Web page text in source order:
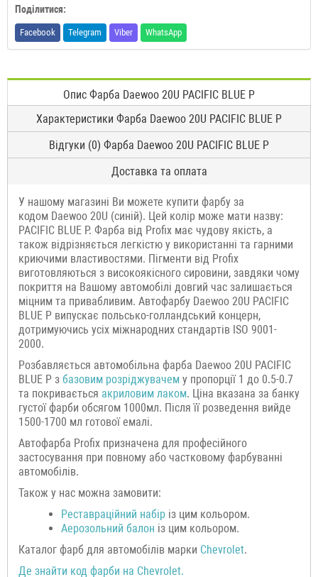
Поділитися:
Facebook Telegram Viber WhatsApp
Опис Фарба Daewoo 20U PACIFIC BLUE P
Характеристики Фарба Daewoo 20U PACIFIC BLUE P
Відгуки (0) Фарба Daewoo 20U PACIFIC BLUE P
Доставка та оплата
У нашому магазині Ви можете купити фарбу за
кодом Daewoo 20U (синій). Цей колір може мати назву:
PACIFIC BLUE P. Фарба від Profix має чудову якість, а
також відрізняється легкістю у використанні та гарними
криючими властивостями. Пігменти від Profix
виготовляються з високоякісного сировини, завдяки чому
покриття на Вашому автомобілі довгий час залишається
міцним та привабливим. Автофарбу Daewoo 20U PACIFIC
BLUE P випускає польсько-голландський концерн,
дотримуючись усіх міжнародних стандартів ISO 9001-
2000.
Розбавляється автомобільна фарба Daewoo 20U PACIFIC
BLUE P з базовим розріджувачем у пропорції 1 до 0.5-0.7
та покривається акриловим лаком. Ціна вказана за банку
густої фарби обсягом 1000мл. Після її розведення вийде
1500-1700 мл готової емалі.
Автофарба Profix призначена для професійного
застосування при повному або частковому фарбуванні
автомобілів.
Також у нас можна замовити:
Реставраційний набір із цим кольором.
Аерозольний балон із цим кольором.
Каталог фарб для автомобілів марки Chevrolet.
Де знайти код фарби на Chevrolet.